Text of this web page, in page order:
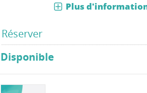
Plus
Réserver
Disponible